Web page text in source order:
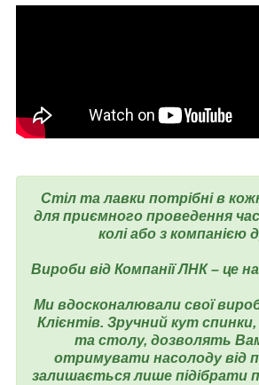
Стіл та лавки потрібні в
для приємного проведення
колі або з компанією
Вироби від Компанії ЛНК – це
Ми вдосконалювали свої
Клієнтів. Зручний кут
та столу, дозволять
отримувати насолоду від
залишається лише підібрати